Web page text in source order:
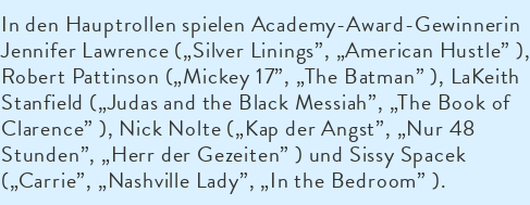
In den Hauptrollen spielen Academy-Award-Gewinnerin
Jennifer Lawrence („Silver Linings”, „American Hustle” ),
Robert Pattinson („Mickey 17”, „The Batman” ), LaKeith
Stanfield („Judas and the Black Messiah”, „The Book of
Clarence” ), Nick Nolte („Kap der Angst”, „Nur 48
Stunden”, „Herr der Gezeiten” ) und Sissy Spacek
(„Carrie”, „Nashville Lady”, „In the Bedroom” ).